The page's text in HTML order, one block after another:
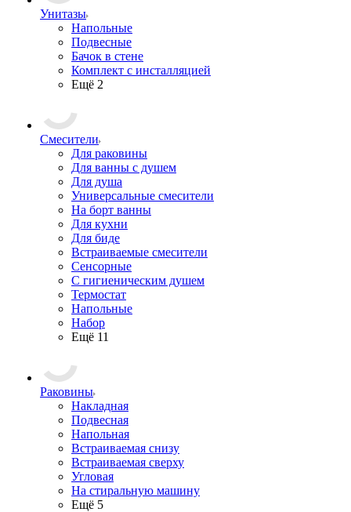
Унитазы
Напольные
Подвесные
Бачок в стене
Комплект с инсталляцией
Ещё 2
Смесители
Для раковины
Для ванны с душем
Для душа
Универсальные смесители
На борт ванны
Для кухни
Для биде
Встраиваемые смесители
Сенсорные
С гигиеническим душем
Термостат
Напольные
Набор
Ещё 11
Раковины
Накладная
Подвесная
Напольная
Встраиваемая снизу
Встраиваемая сверху
Угловая
На стиральную машину
Ещё 5